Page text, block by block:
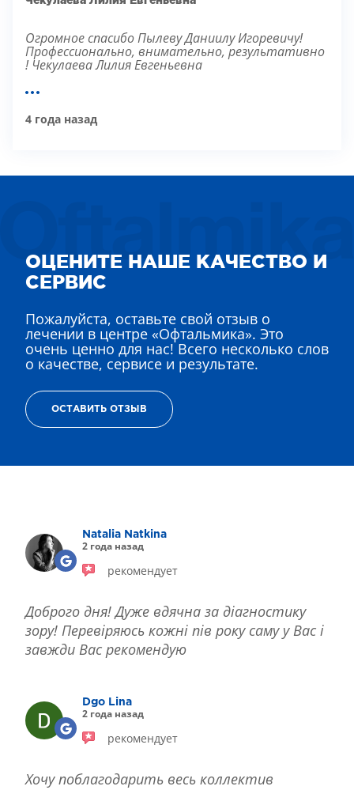
Огромное спасибо Пылеву Даниилу Игоревичу!
Профессионально, внимательно, результативно
! Чекулаева Лилия Евгеньевна
4 года назад
ОЦЕНИТЕ НАШЕ КАЧЕСТВО И
СЕРВИС
Пожалуйста, оставьте свой отзыв о
лечении в центре «Офтальмика». Это
очень ценно для нас! Всего несколько слов
о качестве, сервисе и результате.
ОСТАВИТЬ ОТЗЫВ
Natalia Natkina
2 года назад
рекомендует
Доброго дня! Дуже вдячна за діагностику
зору! Перевіряюсь кожні пів року саму у Вас і
завжди Вас рекомендую
Dgo Lina
2 года назад
рекомендует
Хочу поблагодарить весь коллектив